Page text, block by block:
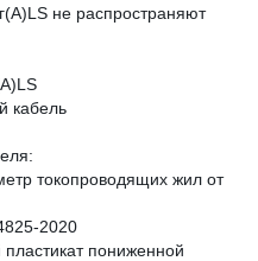
не распространяют
кабель
токопроводящих жил от
2020
пониженной